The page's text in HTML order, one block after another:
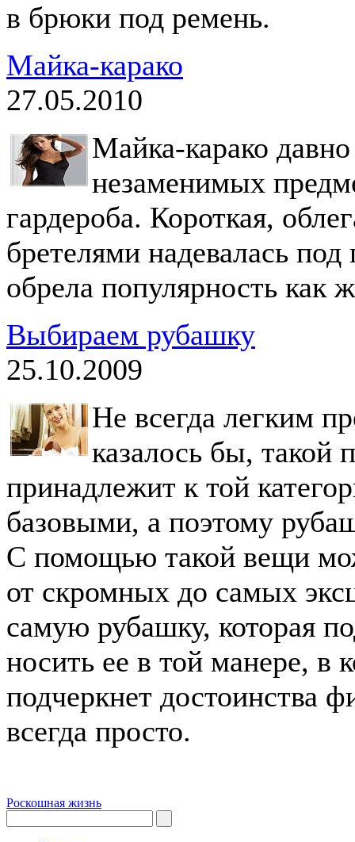
в брюки под ремень.
Майка-карако
27.05.2010
Майка-карако
незаменимых
гардероба. Короткая,
бретелями надевалась
обрела популярность как
Выбираем рубашку
25.10.2009
Не всегда легким
казалось бы, такой
принадлежит к той
базовыми, а поэтому
С помощью такой вещи
от скромных до самых
самую рубашку, которая
носить ее в той манере, в
подчеркнет достоинства
всегда просто.
Роскошная жизнь